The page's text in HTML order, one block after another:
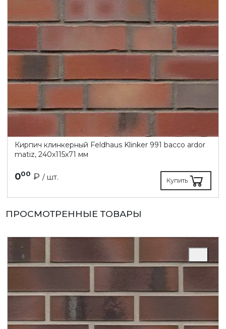
Кирпич клинкерный Feldhaus Klinker 991 bacco ardor
matiz, 240х115х71 мм
000 ₽ / шт. Купить
ПРОСМОТРЕННЫЕ ТОВАРЫ